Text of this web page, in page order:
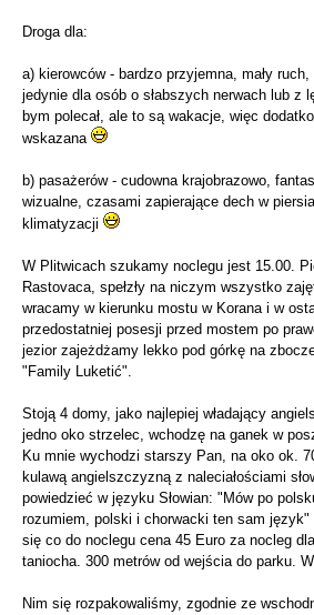
Droga dla:
a) kierowców - bardzo przyjemna, mały
jedynie dla osób o słabszych nerwach lub z
bym polecał, ale to są wakacje, więc
wskazana
b) pasażerów - cudowna krajobrazowo,
wizualne, czasami zapierające dech w
klimatyzacji
W Plitwicach szukamy noclegu jest 15.00.
Rastovaca, spełzły na niczym wszystko
wracamy w kierunku mostu w Korana i w
przedostatniej posesji przed mostem po
jezior zajeżdżamy lekko pod górkę na
"Family Luketić".
Stoją 4 domy, jako najlepiej władający
jedno oko strzelec, wchodzę na ganek w
Ku mnie wychodzi starszy Pan, na oko ok.
kulawą angielszczyzną z naleciałościami
powiedzieć w języku Słowian: "Mów po
rozumiem, polski i chorwacki ten sam
się co do noclegu cena 45 Euro za nocleg
taniocha. 300 metrów od wejścia do parku.
Nim się rozpakowaliśmy, zgodnie ze